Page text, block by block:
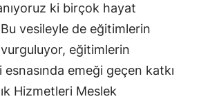
Şırnak
Bartın
Ardahan
ki birçok hayat
vesileyle de eğitimlerin
eğitimlerin
emeği geçen katkı
Hizmetleri Meslek